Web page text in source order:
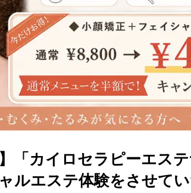
「カイロセラピーエス
ルエステ体験をさせて